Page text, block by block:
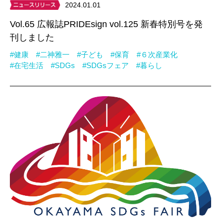
2024.01.01
Vol.65 広報誌PRIDEsign vol.125 新春特別号を発
刊しました
#健康 #二神雅一 #子ども #保育
#６次産業化
#在宅生活
#SDGs #SDGsフェア #暮らし